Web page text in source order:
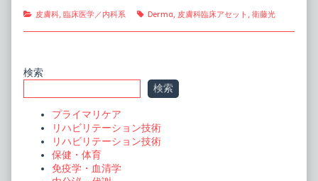
Categories
皮膚科, 臨床医学／内科系 Tags
Derma, 皮膚科臨床アセット , 衛藤光
Primary
Sidebar
検索
検索
プライマリケア
リハビリテーション技術
リハビリテーション技術
保健・体育
免疫学・血清学